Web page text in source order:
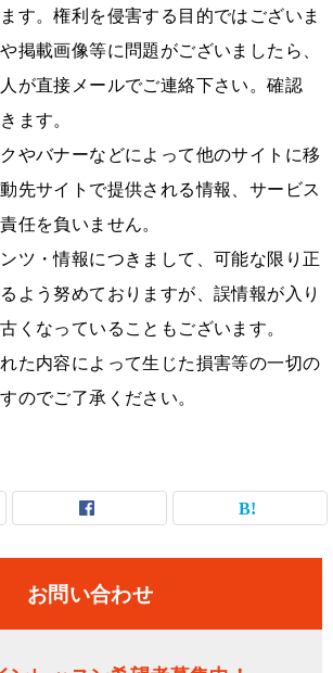
す。権利を侵害する目的ではございま
掲載画像等に問題がございましたら、
が直接メールでご連絡下さい。確認
ます。
やバナーなどによって他のサイトに移
先サイトで提供される情報、サービス
任を負いません。
ツ・情報につきまして、可能な限り正
よう努めておりますが、誤情報が入り
くなっていることもございます。
た内容によって生じた損害等の一切の
のでご了承ください。
お問い合わせ